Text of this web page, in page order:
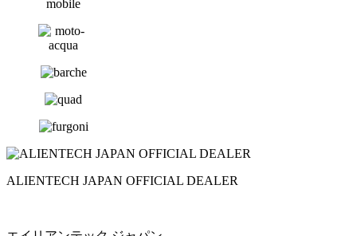
ALIENTECH JAPAN OFFICIAL DEALER